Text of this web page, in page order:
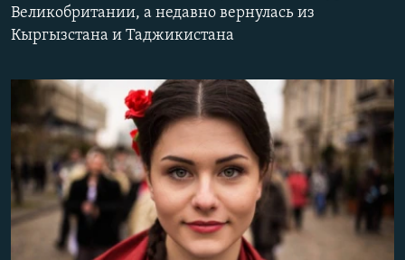
КРЫМ.НЕПОКОРЕННЫЙ
УКРАИНСКАЯ ПРОБЛЕМА КРЫМА
Все сайты RFE/RL
Великобритании, а недавно вернулась из
Кыргызстана и Таджикистана